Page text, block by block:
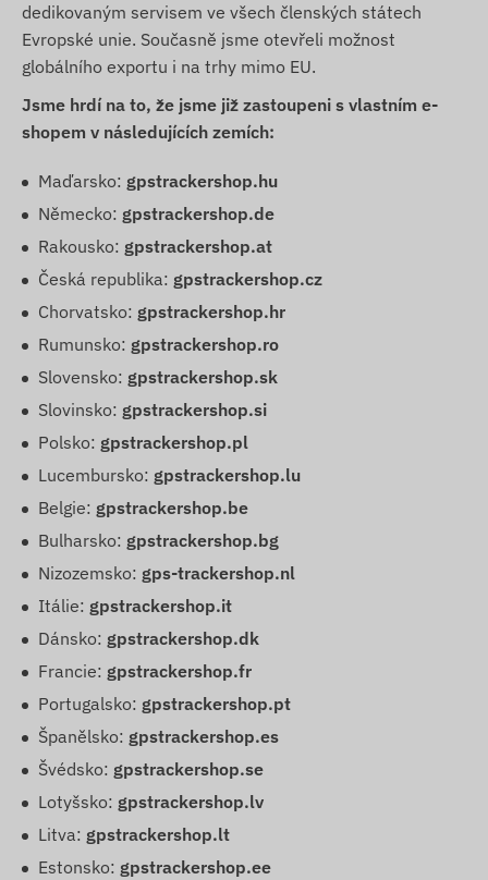
dedikovaným servisem ve všech členských státech
Evropské unie. Současně jsme otevřeli možnost
globálního exportu i na trhy mimo EU.
Jsme hrdí na to, že jsme již zastoupeni s vlastním e-
shopem v následujících zemích:
Maďarsko: gpstrackershop.hu
Německo: gpstrackershop.de
Rakousko: gpstrackershop.at
Česká republika: gpstrackershop.cz
Chorvatsko: gpstrackershop.hr
Rumunsko: gpstrackershop.ro
Slovensko: gpstrackershop.sk
Slovinsko: gpstrackershop.si
Polsko: gpstrackershop.pl
Lucembursko: gpstrackershop.lu
Belgie: gpstrackershop.be
Bulharsko: gpstrackershop.bg
Nizozemsko: gps-trackershop.nl
Itálie: gpstrackershop.it
Dánsko: gpstrackershop.dk
Francie: gpstrackershop.fr
Portugalsko: gpstrackershop.pt
Španělsko: gpstrackershop.es
Švédsko: gpstrackershop.se
Lotyšsko: gpstrackershop.lv
Litva: gpstrackershop.lt
Estonsko: gpstrackershop.ee